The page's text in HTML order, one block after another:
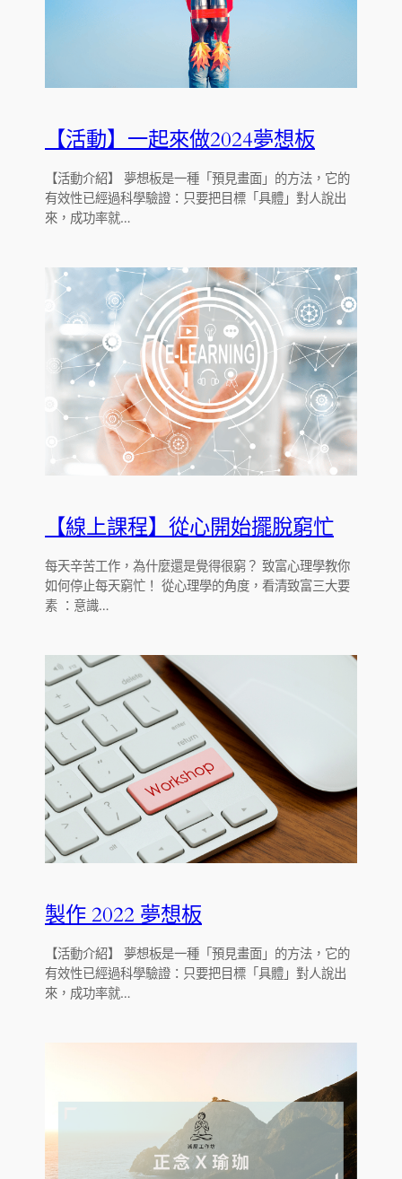
【活動】一起來做2024夢想板
【活動介紹】 夢想板是一種「預見畫面」的方法，它的
有效性已經過科學驗證：只要把目標「具體」對人說出
來，成功率就…
【線上課程】從心開始擺脫窮忙
每天辛苦工作，為什麼還是覺得很窮？ 致富心理學教你
如何停止每天窮忙！ 從心理學的角度，看清致富三大要
素 ：意識…
製作 2022 夢想板
【活動介紹】 夢想板是一種「預見畫面」的方法，它的
有效性已經過科學驗證：只要把目標「具體」對人說出
來，成功率就…